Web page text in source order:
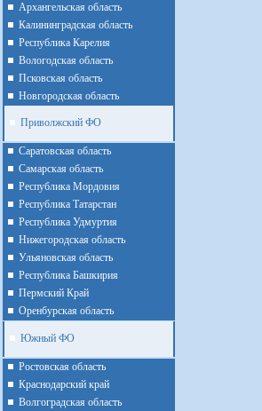
Архангельская область
Калининградская область
Республика Карелия
Вологодская область
Псковская область
Новгородская область
Приволжский ФО
Cаратовская область
Cамарская область
Республика Мордовия
Республика Татарстан
Республика Удмуртия
Нижегородская область
Ульяновская область
Республика Башкирия
Пермский Край
Оренбурская область
Южный ФО
Ростовская область
Краснодарский край
Волгоградская область